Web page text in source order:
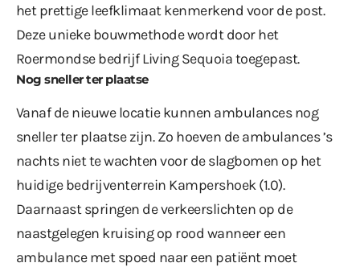
het prettige leefklimaat kenmerkend voor de post.
Deze unieke bouwmethode wordt door het
Roermondse bedrijf Living Sequoia toegepast.
Nog sneller ter plaatse
Vanaf de nieuwe locatie kunnen ambulances nog
sneller ter plaatse zijn. Zo hoeven de ambulances ’s
nachts niet te wachten voor de slagbomen op het
huidige bedrijventerrein Kampershoek (1.0).
Daarnaast springen de verkeerslichten op de
naastgelegen kruising op rood wanneer een
ambulance met spoed naar een patiënt moet